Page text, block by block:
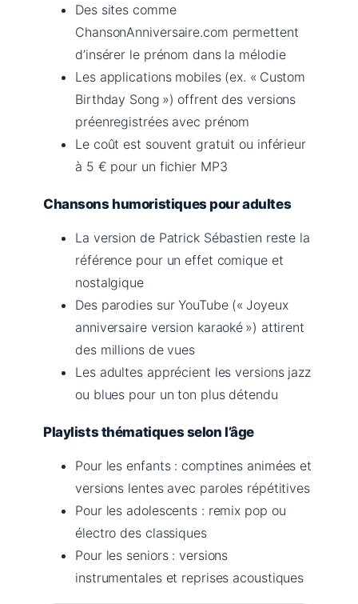
Des sites comme
ChansonAnniversaire.com permettent
d’insérer le prénom dans la mélodie
Les applications mobiles (ex. « Custom
Birthday Song ») offrent des versions
préenregistrées avec prénom
Le coût est souvent gratuit ou inférieur
à 5 € pour un fichier MP3
Chansons humoristiques pour adultes
La version de Patrick Sébastien reste la
référence pour un effet comique et
nostalgique
Des parodies sur YouTube (« Joyeux
anniversaire version karaoké ») attirent
des millions de vues
Les adultes apprécient les versions jazz
ou blues pour un ton plus détendu
Playlists thématiques selon l’âge
Pour les enfants : comptines animées et
versions lentes avec paroles répétitives
Pour les adolescents : remix pop ou
électro des classiques
Pour les seniors : versions
instrumentales et reprises acoustiques